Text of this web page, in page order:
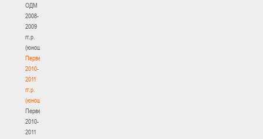
ОДМ
2008-
2009
гг.р.
(юноши)
Первенство
2010-
2011
гг.р.
(юноши)
Первенство
2010-
2011